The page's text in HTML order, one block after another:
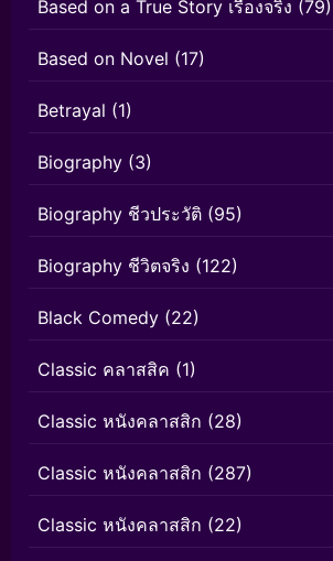
Based on a True Story เรื่องจริง (79)
Based on Novel (17)
Betrayal (1)
Biography (3)
Biography ชีวประวัติ (95)
Biography ชีวิตจริง (122)
Black Comedy (22)
Classic คลาสสิค (1)
Classic หนังคลาสสิก (28)
Classic หนังคลาสสิก (287)
Classic หนังคลาสสิก (22)